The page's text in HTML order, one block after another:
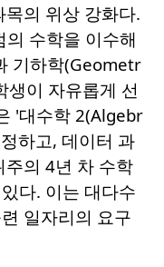
의 위상 강화다.
수학을 이수해
기하학(Geometr
생이 자유롭게 선
'대수학 2(Algebr
하고, 데이터 과
주의 4년 차 수학
다. 이는 대다수
일자리의 요구